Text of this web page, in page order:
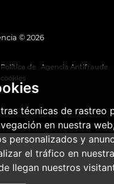
técnicas de rastreo
en nuestra
personalizados y
el tráfico en
llegan nuestros
© 2026
Política de
cookies
Agencia Antifraude